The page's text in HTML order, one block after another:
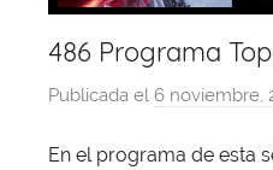
486 Programa
Publicada el 6 noviembre,
En el programa de esta